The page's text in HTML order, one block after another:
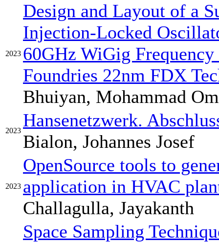
2023
Design and Layout of a
Injection-Locked
60GHz WiGig
Foundries 22nm FDX
Bhuiyan, Mohammad
2023
Hansenetzwerk.
Bialon, Johannes Josef
2023
OpenSource tools to
application in HVAC
Challagulla, Jayakanth
Space Sampling